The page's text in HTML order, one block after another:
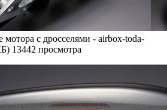
мотора с дросселями - airbox-toda-
13442 просмотра